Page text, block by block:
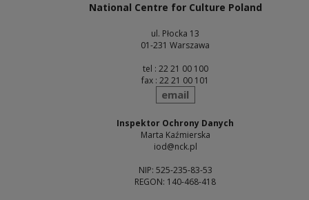
National Centre for Culture Poland
ul. Płocka 13
01-231 Warszawa
tel : 22 21 00 100
fax : 22 21 00 101
send
email
Inspektor Ochrony Danych
Marta Kaźmierska
iod@nck.pl
NIP: 525-235-83-53
REGON: 140-468-418